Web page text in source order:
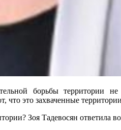
борьбы
что это захваченные
Зоя Тадевосян ответила